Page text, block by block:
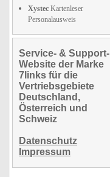
Xystec Kartenleser
Personalausweis
Service- & Support-
Website der Marke
7links für die
Vertriebsgebiete
Deutschland,
Österreich und
Schweiz
Datenschutz
Impressum